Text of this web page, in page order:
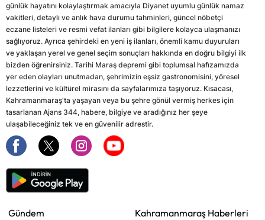
günlük hayatını kolaylaştırmak amacıyla Diyanet uyumlu günlük namaz
vakitleri, detaylı ve anlık hava durumu tahminleri, güncel nöbetçi
eczane listeleri ve resmi vefat ilanları gibi bilgilere kolayca ulaşmanızı
sağlıyoruz. Ayrıca şehirdeki en yeni iş ilanları, önemli kamu duyuruları
ve yaklaşan yerel ve genel seçim sonuçları hakkında en doğru bilgiyi ilk
bizden öğrenirsiniz. Tarihi Maraş depremi gibi toplumsal hafızamızda
yer eden olayları unutmadan, şehrimizin eşsiz gastronomisini, yöresel
lezzetlerini ve kültürel mirasını da sayfalarımıza taşıyoruz. Kısacası,
Kahramanmaraş'ta yaşayan veya bu şehre gönül vermiş herkes için
tasarlanan Ajans 344, habere, bilgiye ve aradığınız her şeye
ulaşabileceğiniz tek ve en güvenilir adrestir.
Gündem
Kahramanmaraş Haberleri